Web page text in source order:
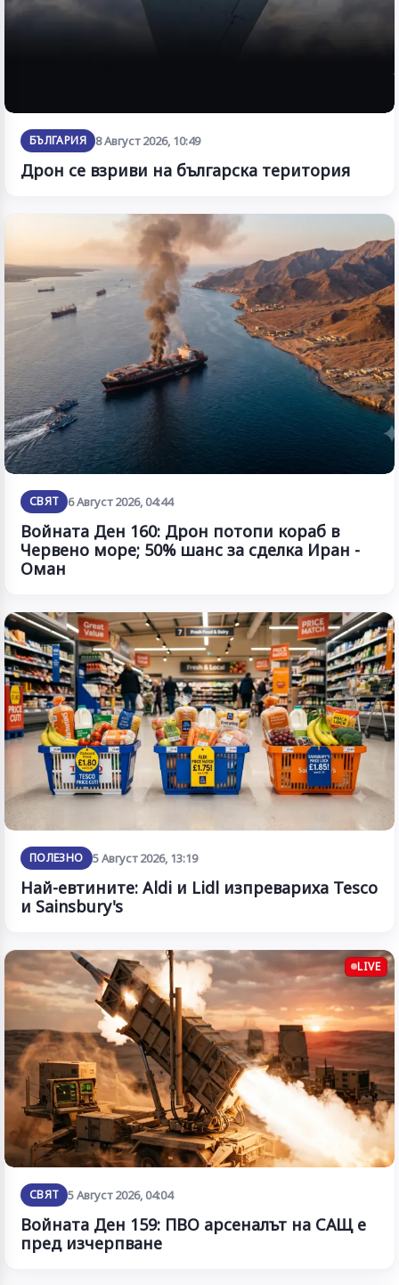
БЪЛГАРИЯ 8 Август 2026, 10:49
Дрон се взриви на българска територия
СВЯТ 6 Август 2026, 04:44
Войната Ден 160: Дрон потопи кораб в
Червено море; 50% шанс за сделка Иран -
Оман
ПОЛЕЗНО 5 Август 2026, 13:19
Най-евтините: Aldi и Lidl изпревариха Tesco
и Sainsbury's
LIVE
СВЯТ 5 Август 2026, 04:04
Войната Ден 159: ПВО арсеналът на САЩ е
пред изчерпване